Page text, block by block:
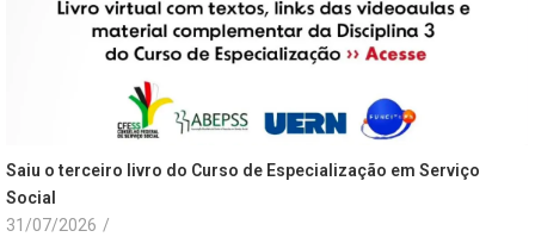
Saiu o terceiro livro do Curso de Especialização em Serviço
Social
31/07/2026 /